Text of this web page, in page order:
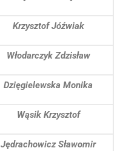
Krzysztof Jóźwiak
Włodarczyk Zdzisław
Dzięgielewska Monika
Wąsik Krzysztof
Jędrachowicz Sławomir